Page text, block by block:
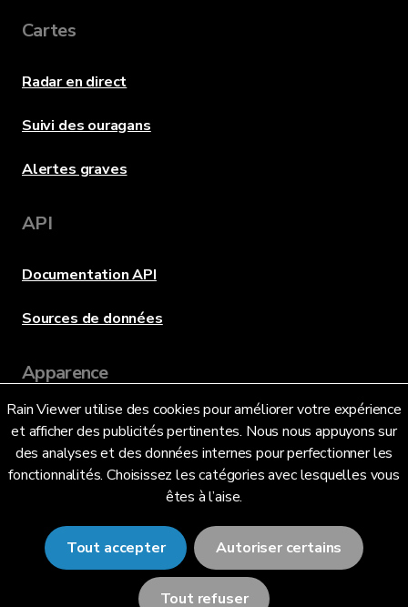
Rain Viewer utilise des cookies pour améliorer votre expérience
et afficher des publicités pertinentes. Nous nous appuyons sur
des analyses et des données internes pour perfectionner les
fonctionnalités. Choisissez les catégories avec lesquelles vous
êtes à l’aise.
Tout accepter Autoriser certains
Tout refuser
Cartes
Radar en direct
Suivi des ouragans
Alertes graves
API
Documentation API
Sources de données
Apparence
Langue